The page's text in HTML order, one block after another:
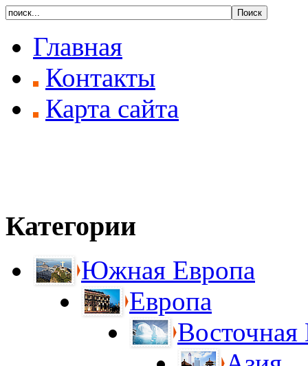
Главная
Контакты
Карта сайта
Категории
Южная Европа
Европа
Восточная